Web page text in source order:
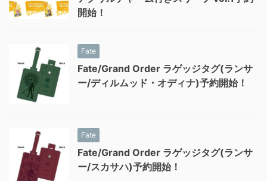
開始！
Fate
Fate/Grand Order ラゲッジタグ(ランサ
ー/ディルムッド・オディナ)予約開始！
Fate
Fate/Grand Order ラゲッジタグ(ランサ
ー/スカサハ)予約開始！